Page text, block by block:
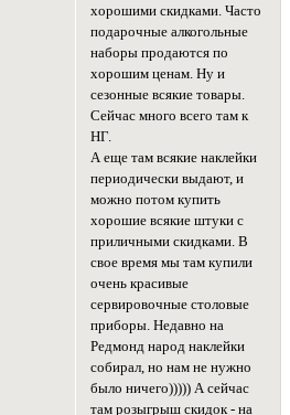
хорошими скидками. Часто
подарочные алкогольные
наборы продаются по
хорошим ценам. Ну и
сезонные всякие товары.
Сейчас много всего там к
НГ.
А еще там всякие наклейки
периодически выдают, и
можно потом купить
хорошие всякие штуки с
приличными скидками. В
свое время мы там купили
очень красивые
сервировочные столовые
приборы. Недавно на
Редмонд народ наклейки
собирал, но нам не нужно
было ничего))))) А сейчас
там розыгрыш скидок - на